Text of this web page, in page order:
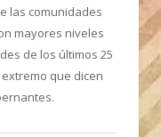
las comunidades
mayores niveles
de los últimos 25
que dicen